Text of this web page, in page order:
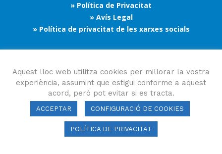
» Política de Privacitat
» Avís Legal
» Política de privacitat de les xarxes socials
Segueix-nos
Consell Comarcal del Maresme 2023 Copyright © Tots els drets
Aquest lloc web utilitza cookies per millorar la vostra
experiència, assumint que estigui conforme a aquest
acord, però pot evitar si es tracta.
ACCEPTAR CONFIGURACIÓ DE COOKIES
POLÍTICA DE PRIVACITAT